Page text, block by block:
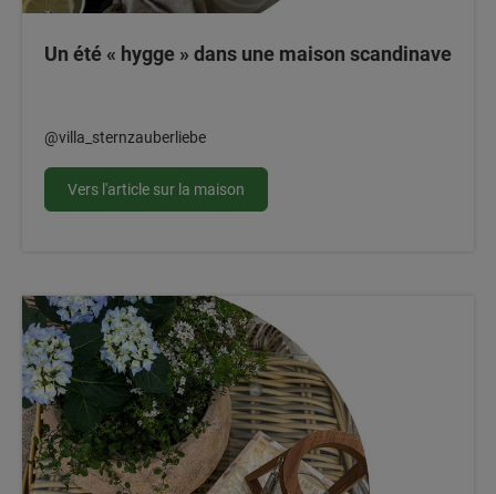
Un été « hygge » dans une maison scandinave
@villa_sternzauberliebe
Vers l'article sur la maison